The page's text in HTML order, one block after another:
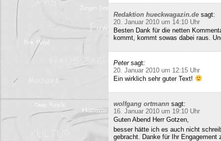
Redaktion hueckwagazin.de sagt:
20. Januar 2010 um 14:10 Uhr
Besten Dank für die netten
kommt, kommt sowas dabei raus.
Peter sagt:
20. Januar 2010 um 12:15 Uhr
Ein wirklich sehr guter Text!
wolfgang ortmann sagt:
16. Januar 2010 um 19:10 Uhr
Guten Abend Herr Gotzen,
besser hätte ich es auch nicht
gebracht. Danke für Ihr Engagement